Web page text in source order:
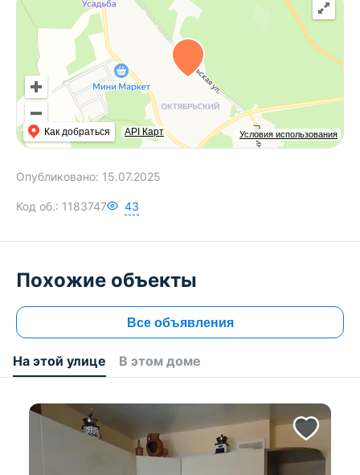
Условия использования
Как добраться API Карт
Опубликовано: 15.07.2025
Код об.: 1183747 43
Похожие объекты
Все объявления
На этой улице В этом доме